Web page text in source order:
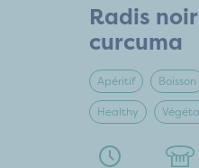
Radis
curcuma
Apéritif Boisson
Healthy